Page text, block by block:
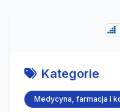
Kategorie
Medycyna, farmacja i